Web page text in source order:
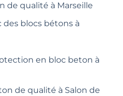
de qualité à Marseille
des blocs bétons à
en bloc beton à
de qualité à Salon de